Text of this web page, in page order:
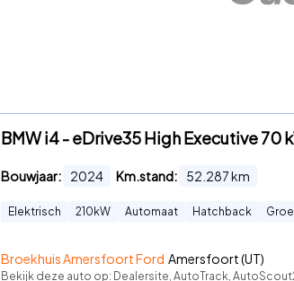
BMW i4 - eDrive35 High Executive 70
Bouwjaar: 2024 Km.stand: 52.287km
Elektrisch 210 kW Automaat Hatchback
Broekhuis Amersfoort Ford Amersfoort (UT)
Bekijk deze auto op: Dealersite, AutoTrack,